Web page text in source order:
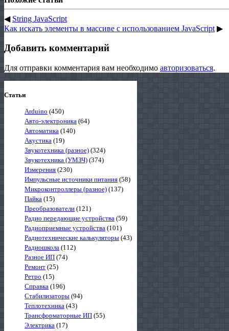
◀ String JavaScript
Как искать элементы в массиве с использованием JavaScript ▶
Добавить комментарий
Для отправки комментария вам необходимо авторизоваться.
Статьи
Arduino (450)
Авто-электроника (64)
Автоматика (140)
Акустика (19)
Звукотехника (разное) (324)
Звукотехника (УМЗЧ) (374)
Измерения (230)
Импульсные источники питания (58)
Микроконтроллеры (разное) (137)
Пайка (15)
Преобразователи (121)
Радио передающие устройства (59)
Радиоприемные устройства (101)
Радиотехнические калькуляторы (43)
Радиошкола (112)
Разное ИП (74)
Ремонт (25)
Ретро (15)
Справка (196)
Стабилизаторы (94)
Теплотехника (43)
Трансформаторные ИП (55)
Электрика (17)